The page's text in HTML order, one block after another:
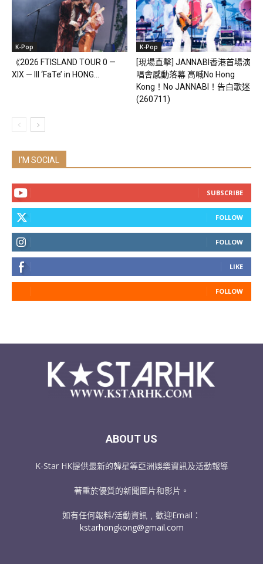
K-Pop
《2026 FTISLAND TOUR 0 —
XIX — III ‘FaTe’ in HONG...
K-Pop
[現場直擊] JANNABI香港首場演
唱會感動落幕 高喊No Hong
Kong！No JANNABI！告白歌迷
(260711)
I'M SOCIAL
SUBSCRIBE
FOLLOW
FOLLOW
LIKE
FOLLOW
ABOUT US
K-Star HK提供最新的韓星等亞洲娛樂資訊及活動報導
著重於優質的新聞圖片和影片。
如有任何報料/活動資訊﹐歡迎Email：
kstarhongkong@gmail.com